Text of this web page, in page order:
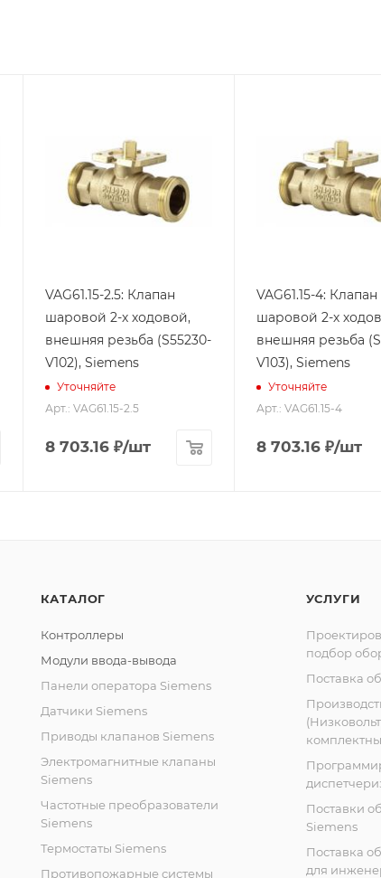
VAG61.15-2.5: Клапан
шаровой 2-х ходовой,
внешняя резьба (S55230-
V102), Siemens
Уточняйте
Арт.: VAG61.15-2.5
8 703.16₽/шт
VAG61.15-4: Клапан
шаровой 2-х
внешняя резьба
V103), Siemens
Уточняйте
Арт.: VAG61.15-4
8 703.16 ₽/шт
КАТАЛОГ
Контроллеры
Модули ввода-вывода
Панели оператора Siemens
Датчики Siemens
Приводы клапанов Siemens
Электромагнитные клапаны
Siemens
Частотные преобразователи
Siemens
Термостаты Siemens
Противопожарные системы
УСЛУГИ
подбор
Поставка
Поставки
Siemens
Поставка
для